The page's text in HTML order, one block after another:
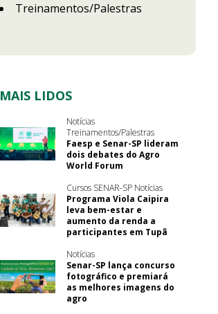
Treinamentos/Palestras
MAIS LIDOS
Notícias
Treinamentos/Palestras
Faesp e Senar-SP lideram
dois debates do Agro
World Forum
Cursos SENAR-SP Notícias
Programa Viola Caipira
leva bem-estar e
aumento da renda a
participantes em Tupã
Notícias
Senar-SP lança concurso
fotográfico e premiará
as melhores imagens do
agro